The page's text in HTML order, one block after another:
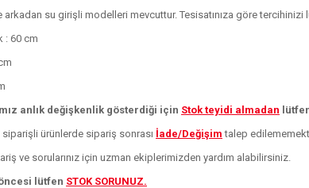
arkadan su girişli modelleri mevcuttur. Tesisatınıza göre
: 60 cm
anlık değişkenlik gösterdiği için Stok teyidi almadan
siparişli ürünlerde sipariş sonrası İade/Değişim talep
ve sorularınız için uzman ekiplerimizden yardım alabilirsiniz.
lütfen STOK SORUNUZ.